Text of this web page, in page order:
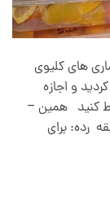
های کلیوی
و اجازه
کنید همین –
! زمان آماده سازی: 10 دقیقه رده: برای